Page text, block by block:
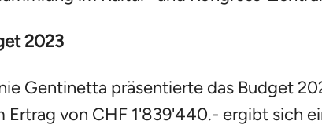
2023
Gentinetta präsentierte das Budget
Ertrag von CHF 1'839'440.- ergibt sich